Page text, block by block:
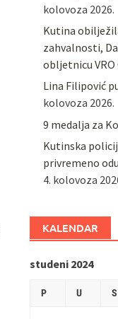
kolovoza 2026.
Kutina
zahvalnosti,
obljetnicu VRO
Lina Filipović
kolovoza 2026.
9 medalja za
Kutinska
privremeno
4. kolovoza
KALENDAR
studeni 2024
P U S